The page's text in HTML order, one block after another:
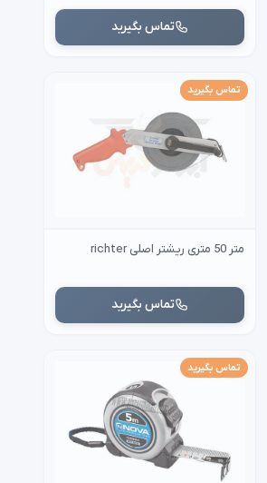
تماس بگیرید
تماس بگیرید
متر 50 متری ریشتر اصلی richter
تماس بگیرید
تماس بگیرید